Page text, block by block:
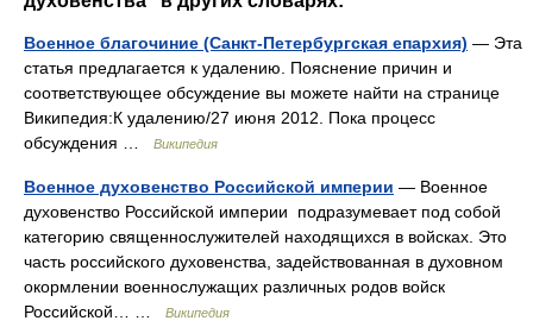
Военное благочиние (Санкт-Петербургская епархия) — Эта
статья предлагается к удалению. Пояснение причин и
соответствующее обсуждение вы можете найти на странице
Википедия:К удалению/27 июня 2012. Пока процесс
обсуждения …
Википедия
Военное духовенство Российской империи — Военное
духовенство Российской империи подразумевает под собой
категорию священнослужителей находящихся в войсках. Это
часть российского духовенства, задействованная в духовном
окормлении военнослужащих различных родов войск
Российской… …
Википедия